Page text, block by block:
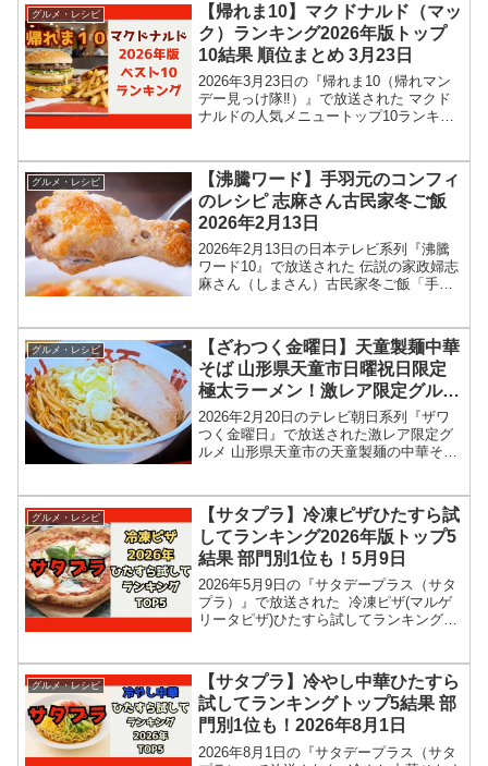
グルメ・レシピ
【帰れま10】マクドナルド（マッ
ク）ランキング2026年版トップ
10結果 順位まとめ 3月23日
2026年3月23日の『帰れま10（帰れマン
デー見っけ隊‼︎）』で放送された マクド
ナルドの人気メニュートップ10ランキン
新トップ10ランキングを当てます。5年前
の...
グルメ・レシピ
【沸騰ワード】手羽元のコンフィ
のレシピ 志麻さん古民家冬ご飯
2026年2月13日
2026年2月13日の日本テレビ系列『沸騰
ワード10』で放送された 伝説の家政婦志
麻さん（しまさん）古民家冬ご飯「手羽
改装ドキュメント続編！新居改装プロジ
ェクトに、今回...
グルメ・レシピ
【ざわつく金曜日】天童製麺中華
そば 山形県天童市日曜祝日限定
極太ラーメン！激レア限定グルメ
お店情報2026年2月20日
2026年2月20日のテレビ朝日系列『ザワ
つく金曜日』で放送された激レア限定グ
ルメ 山形県天童市の天童製麺の中華そば
を目指して、高嶋ちさ子さん、長嶋一茂
さん、石原良純...
グルメ・レシピ
【サタプラ】冷凍ピザひたすら試
してランキング2026年版トップ5
結果 部門別1位も！5月9日
2026年5月9日の『サタデープラス（サタ
プラ）』で放送された 冷凍ピザ(マルゲ
リータピザ)ひたすら試してランキングの
された最新情報をもとに、コンビニ、ス
ーパーなどで...
グルメ・レシピ
【サタプラ】冷やし中華ひたすら
試してランキングトップ5結果 部
門別1位も！2026年8月1日
2026年8月1日の『サタデープラス（サタ